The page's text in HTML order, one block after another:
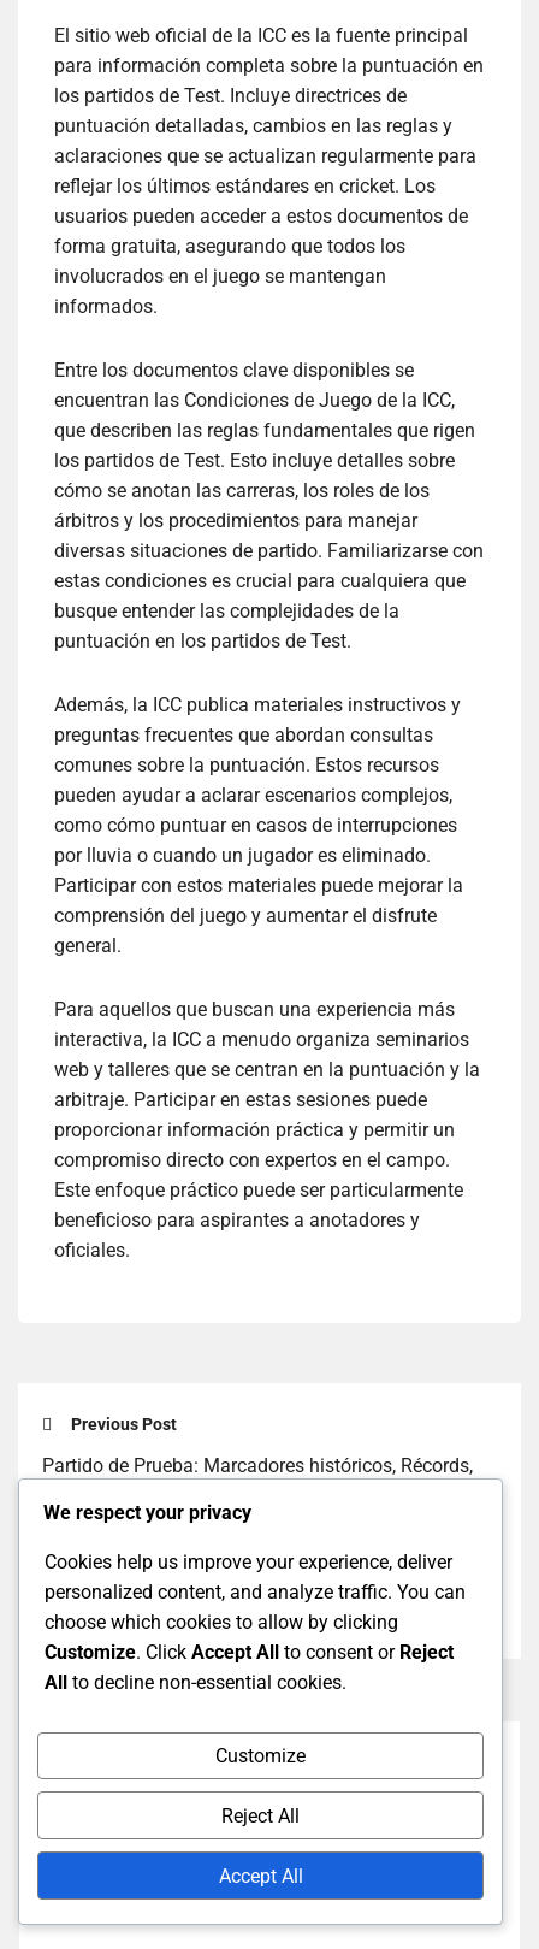
El sitio web oficial de la ICC es la fuente principal
para información completa sobre la puntuación en
los partidos de Test. Incluye directrices de
puntuación detalladas, cambios en las reglas y
aclaraciones que se actualizan regularmente para
reflejar los últimos estándares en cricket. Los
usuarios pueden acceder a estos documentos de
forma gratuita, asegurando que todos los
involucrados en el juego se mantengan
informados.
Entre los documentos clave disponibles se
encuentran las Condiciones de Juego de la ICC,
que describen las reglas fundamentales que rigen
los partidos de Test. Esto incluye detalles sobre
cómo se anotan las carreras, los roles de los
árbitros y los procedimientos para manejar
diversas situaciones de partido. Familiarizarse con
estas condiciones es crucial para cualquiera que
busque entender las complejidades de la
puntuación en los partidos de Test.
Además, la ICC publica materiales instructivos y
preguntas frecuentes que abordan consultas
comunes sobre la puntuación. Estos recursos
pueden ayudar a aclarar escenarios complejos,
como cómo puntuar en casos de interrupciones
por lluvia o cuando un jugador es eliminado.
Participar con estos materiales puede mejorar la
comprensión del juego y aumentar el disfrute
general.
Para aquellos que buscan una experiencia más
interactiva, la ICC a menudo organiza seminarios
web y talleres que se centran en la puntuación y la
arbitraje. Participar en estas sesiones puede
proporcionar información práctica y permitir un
compromiso directo con expertos en el campo.
Este enfoque práctico puede ser particularmente
beneficioso para aspirantes a anotadores y
oficiales.
Previous Post
Partido de Prueba: Marcadores históricos, Récords,
Cricket de Prueba: Impacto del partido, Rendimiento,
Evaluaciones
We respect your privacy
Cookies help us improve your experience, deliver
personalized content, and analyze traffic. You can
choose which cookies to allow by clicking
Customize. Click Accept All to consent or Reject
All to decline non-essential cookies.
Customize
Reject All
Accept All